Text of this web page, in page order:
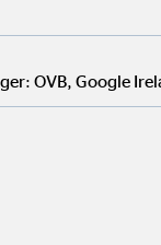
zu seiner
Unternehmen
nicht bearbeitet hat.
bei der
OVB, Google